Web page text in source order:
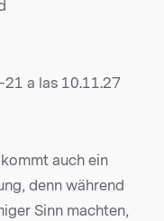
kommt auch ein
denn während
Sinn machten,